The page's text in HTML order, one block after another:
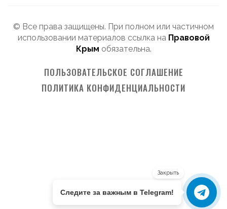
© Все права защищены. При полном или частичном
использовании материалов ссылка на Правовой
Крым обязательна.
ПОЛЬЗОВАТЕЛЬСКОЕ СОГЛАШЕНИЕ
ПОЛИТИКА КОНФИДЕНЦИАЛЬНОСТИ
Закрыть
Следите за важным в Telegram!